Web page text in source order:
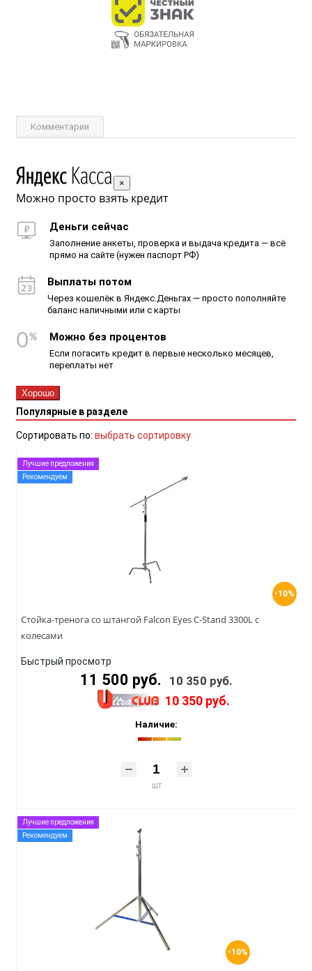
Комментарии
×
Можно просто взять кредит
Деньги сейчас
Заполнение анкеты, проверка и выдача кредита — всё
прямо на сайте (нужен паспорт РФ)
Выплаты потом
Через кошелёк в Яндекс.Деньгах — просто пополняйте
баланс наличными или с карты
Можно без процентов
Если погасить кредит в первые несколько месяцев,
переплаты нет
Хорошо
Популярные в разделе
Сортировать по: выбрать сортировку
-10%
Лучшие предложения
Рекомендуем
Стойка-тренога со штангой Falcon Eyes C-Stand 3300L с
колесами
Быстрый просмотр
11 500 руб. 10 350 руб.
10 350 руб.
Наличие:
шт
-10%
Лучшие предложения
Рекомендуем